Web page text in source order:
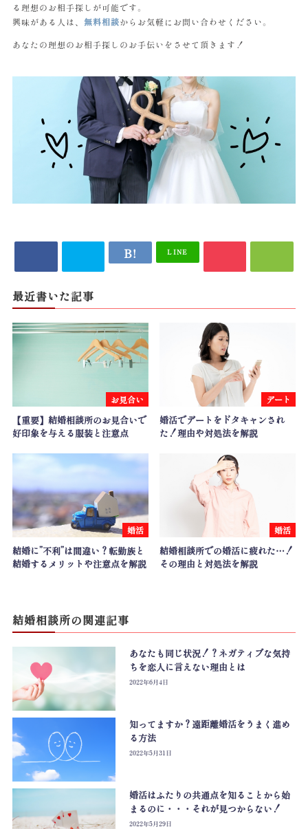
る理想のお相手探しが可能です。
興味がある人は、 無料相談からお気軽にお問い合わせください。
あなたの理想のお相手探しのお手伝いをさせて頂きます！
LINE
最近書いた記事
お見合い
【重要】結婚相談所のお見合いで
好印象を与える服装と注意点
デート
婚活でデートをドタキャンされ
た！理由や対処法を解説
婚活
結婚に”不利”は間違い？転勤族と
結婚するメリットや注意点を解説
婚活
結婚相談所での婚活に疲れた…！
その理由と対処法を解説
結婚相談所の関連記事
あなたも同じ状況！？ネガティブな気持
ちを恋人に言えない理由とは
2022年6月4日
知ってますか？遠距離婚活をうまく進め
る方法
2022年5月31日
婚活はふたりの共通点を知ることから始
まるのに・・・それが見つからない！
2022年5月29日